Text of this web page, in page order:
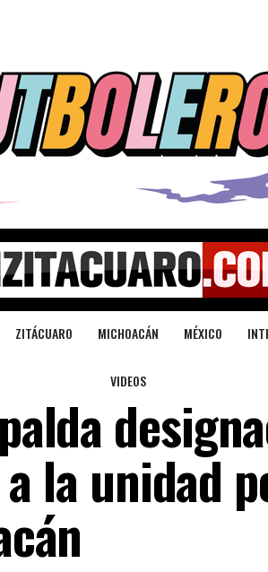
ZITÁCUARO MICHOACÁN MÉXICO
VIDEOS
la unidad